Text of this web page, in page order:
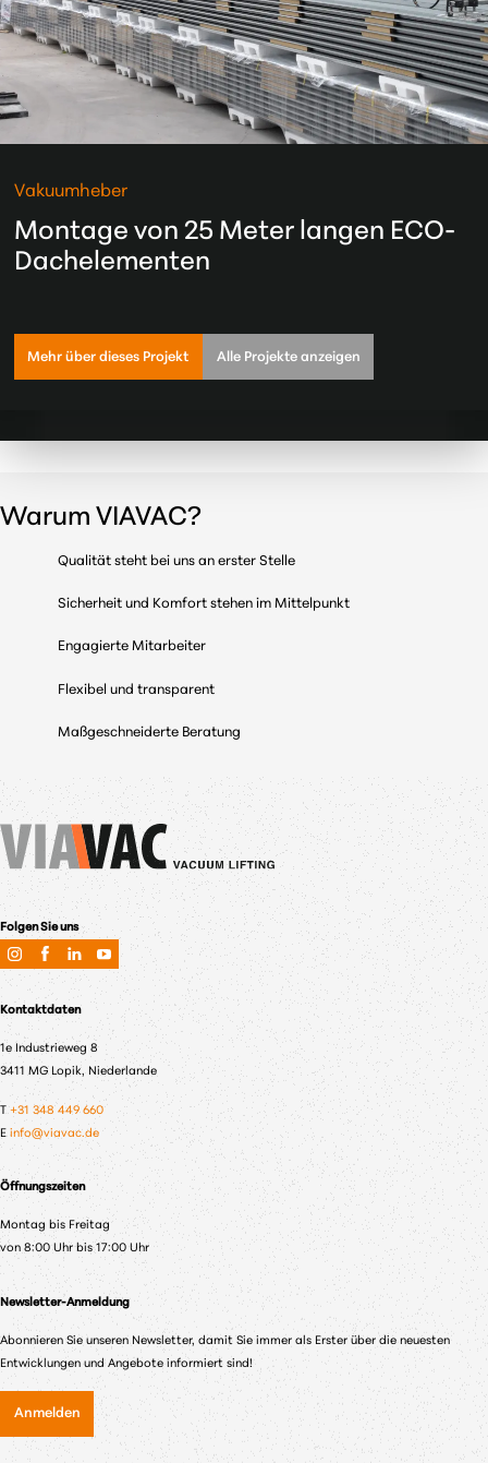
Vakuumheber
Montage von 25 Meter langen ECO-
Dachelementen
Mehr über dieses Projekt Alle Projekte anzeigen
Warum VIAVAC?
Qualität steht bei uns an erster Stelle
Sicherheit und Komfort stehen im Mittelpunkt
Engagierte Mitarbeiter
Flexibel und transparent
Maßgeschneiderte Beratung
Folgen Sie uns
Kontaktdaten
1e Industrieweg 8
3411 MG Lopik, Niederlande
T +31 348 449 660
E info@viavac.de
Öffnungszeiten
Montag bis Freitag
von 8:00 Uhr bis 17:00 Uhr
Newsletter-Anmeldung
Abonnieren Sie unseren Newsletter, damit Sie immer als Erster über die neuesten
Entwicklungen und Angebote informiert sind!
Anmelden